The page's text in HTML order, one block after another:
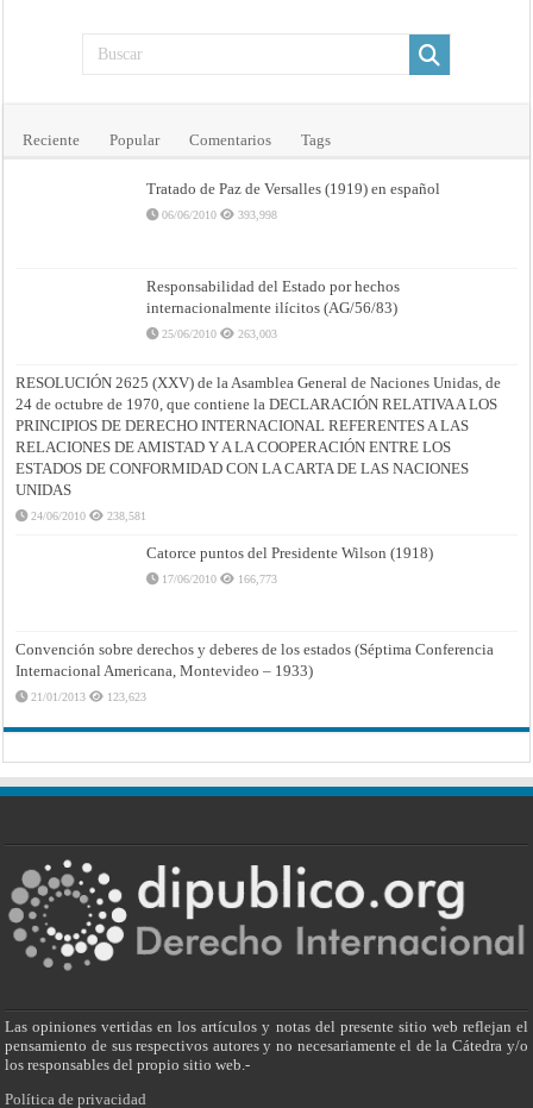
Reciente Popular Comentarios Tags
Tratado de Paz de Versalles (1919) en español
06/06/2010 393,998
Responsabilidad del Estado por hechos
internacionalmente ilícitos (AG/56/83)
25/06/2010 263,003
RESOLUCIÓN 2625 (XXV) de la Asamblea General de Naciones Unidas, de
24 de octubre de 1970, que contiene la DECLARACIÓN RELATIVA A LOS
PRINCIPIOS DE DERECHO INTERNACIONAL REFERENTES A LAS
RELACIONES DE AMISTAD Y A LA COOPERACIÓN ENTRE LOS
ESTADOS DE CONFORMIDAD CON LA CARTA DE LAS NACIONES
UNIDAS
24/06/2010 238,581
Catorce puntos del Presidente Wilson (1918)
17/06/2010 166,773
Convención sobre derechos y deberes de los estados (Séptima Conferencia
Internacional Americana, Montevideo – 1933)
21/01/2013 123,623
Las opiniones vertidas en los artículos y notas del presente sitio web reflejan el
pensamiento de sus respectivos autores y no necesariamente el de la Cátedra y/o
los responsables del propio sitio web.-
Política de privacidad